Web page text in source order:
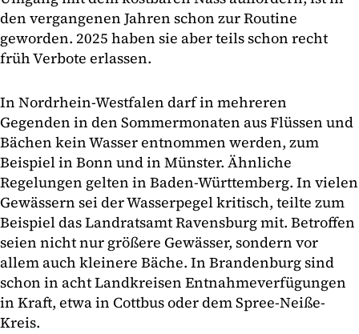
den vergangenen Jahren schon zur Routine
geworden. 2025 haben sie aber teils schon recht
früh Verbote erlassen.
In Nordrhein-Westfalen darf in mehreren
Gegenden in den Sommermonaten aus Flüssen und
Bächen kein Wasser entnommen werden, zum
Beispiel in Bonn und in Münster. Ähnliche
Regelungen gelten in Baden-Württemberg. In vielen
Gewässern sei der Wasserpegel kritisch, teilte zum
Beispiel das Landratsamt Ravensburg mit. Betroffen
seien nicht nur größere Gewässer, sondern vor
allem auch kleinere Bäche. In Brandenburg sind
schon in acht Landkreisen Entnahmeverfügungen
in Kraft, etwa in Cottbus oder dem Spree-Neiße-
Kreis.